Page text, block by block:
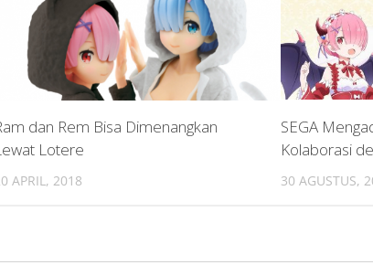
dan Rem Bisa Dimenangkan
Lotere
APRIL, 2018
SEGA
Kolaborasi
30 AGUSTUS,